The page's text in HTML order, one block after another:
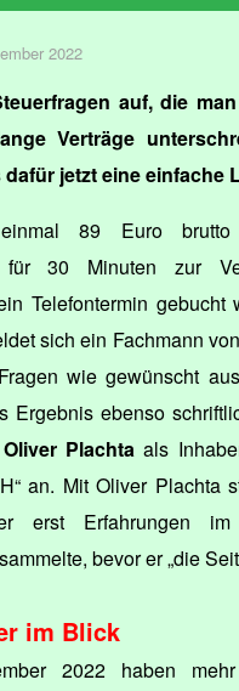
2022
auf, die
Verträge
jetzt eine einfache
89 Euro brutto
für 30 Minuten zur
Telefontermin gebucht
sich ein Fachmann
wie gewünscht
Ergebnis ebenso
Oliver Plachta als
an. Mit Oliver Plachta
erst Erfahrungen
bevor er „die
im Blick
2022 haben